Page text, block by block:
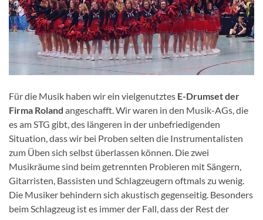
Für die Musik haben wir ein vielgenutztes E-Drumset der
Firma Roland angeschafft. Wir waren in den Musik-AGs, die
es am STG gibt, des längeren in der unbefriedigenden
Situation, dass wir bei Proben selten die Instrumentalisten
zum Üben sich selbst überlassen können. Die zwei
Musikräume sind beim getrennten Probieren mit Sängern,
Gitarristen, Bassisten und Schlagzeugern oftmals zu wenig.
Die Musiker behindern sich akustisch gegenseitig. Besonders
beim Schlagzeug ist es immer der Fall, dass der Rest der